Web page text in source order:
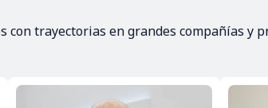
con trayectorias en grandes compañías y